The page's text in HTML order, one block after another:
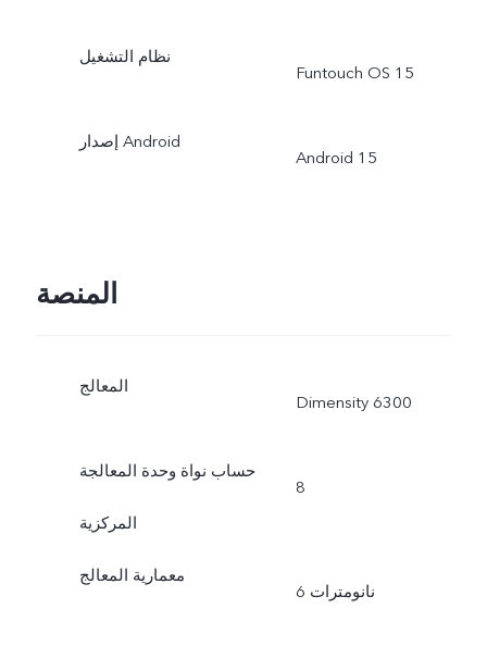
نظام التشغيل
Funtouch OS 15
إصدار Android
Android 15
المنصة
المعالج
Dimensity 6300
حساب نواة وحدة المعالجة
المركزية
8
معمارية المعالج
6 نانومترات